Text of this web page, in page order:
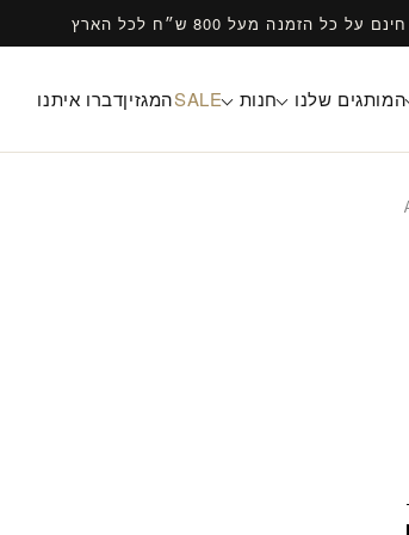
על כל הזמנה מעל 800 ש״ח לכל הארץ
המותגים שלנו חנות SALEהמגזיןדברו איתנו